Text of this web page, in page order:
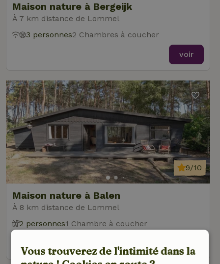
Maison nature à Bergeijk
À 7 km distance de Lommel
3 personnes2 Chambres à coucher
voir
Maison nature à Balen
À 8 km distance de Lommel
9/10
2 personnes1 Chambre à coucher
Vous trouverez de l'intimité dans la